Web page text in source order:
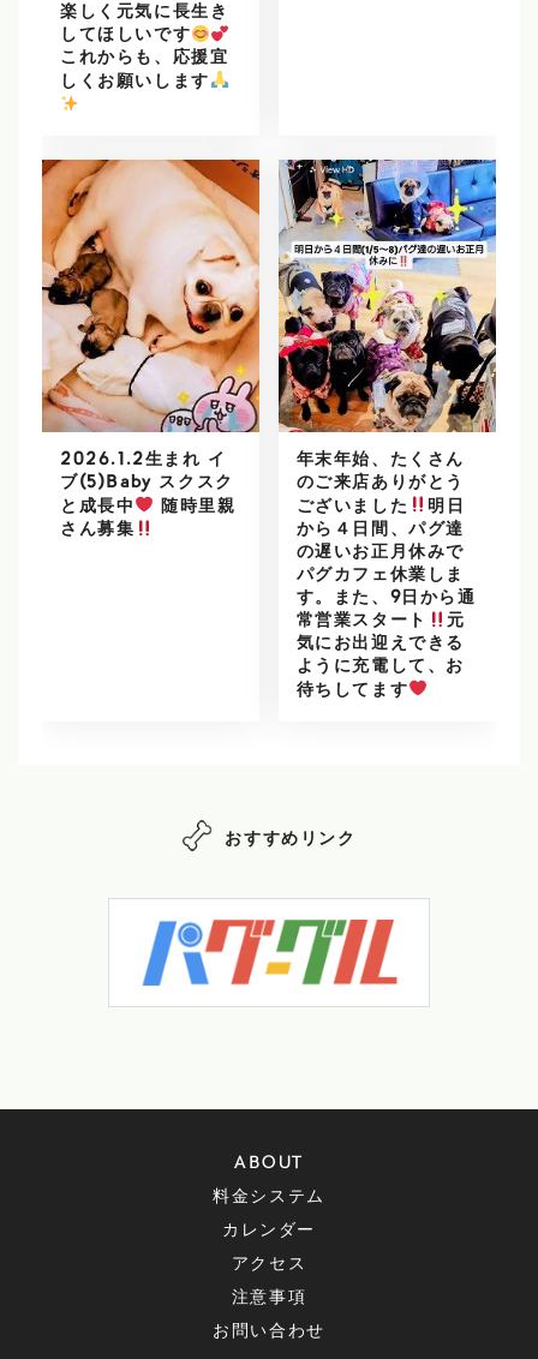
楽しく元気に長生き
してほしいです
これからも、応援宜
しくお願いします
2026.1.2生まれ イ
ブ(5)Baby スクスク
と成長中
随時里親
さん募集
年末年始、たくさん
のご来店ありがとう
ございました
明日
から４日間、パグ達
の遅いお正月休みで
パグカフェ休業しま
す。また、9日から通
常営業スタート
元
気にお出迎えできる
ように充電して、お
待ちしてます
おすすめリンク
ABOUT
料金システム
カレンダー
アクセス
注意事項
お問い合わせ